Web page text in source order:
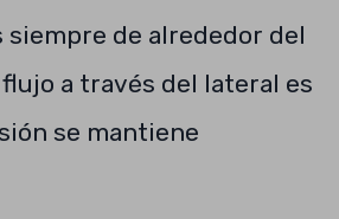
siempre de alrededor del
flujo a través del lateral es
se mantiene